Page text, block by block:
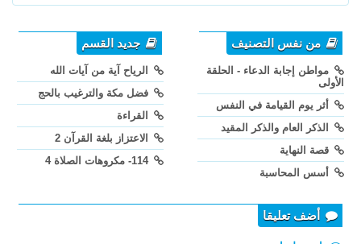
من نفس التصنيف
مواطن إجابة الدعاء - الحلقة
الأولى
أثر يوم القيامة في النفس
الذكر العام والذكر المقيد
قصة النهاية
أسس المحاسبة
جديد القسم
الرياح آية من آيات الله
فضل مكة والترغيب بالحج
القراءة
الاعتزاز بلغة القرآن 2
114- مكروهات الصلاة 4
أضف تعليقا